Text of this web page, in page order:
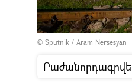
© Sputnik / Aram Nersesyan